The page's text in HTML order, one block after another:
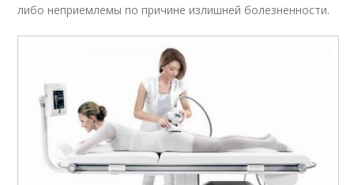
либо неприемлемы по причине излишней болезненности.